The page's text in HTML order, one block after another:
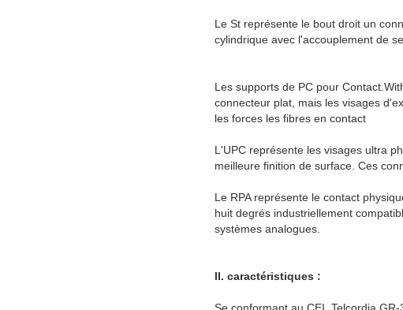
Le St représente le bout droit un
cylindrique avec l'accouplement de
Les supports de PC pour
connecteur plat, mais les visages
les forces les fibres en contact
L'UPC représente les visages ultra
meilleure finition de surface. Ces
Le RPA représente le contact
huit degrés industriellement
systèmes analogues.
II. caractéristiques :